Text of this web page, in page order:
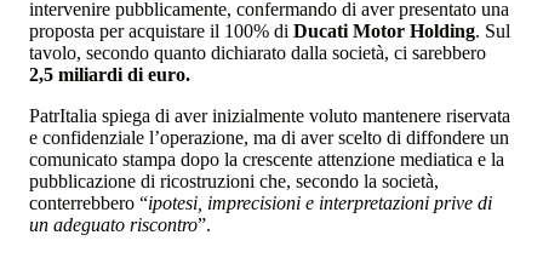
intervenire pubblicamente, confermando di aver presentato una
proposta per acquistare il 100% di Ducati Motor Holding. Sul
tavolo, secondo quanto dichiarato dalla società, ci sarebbero
2,5 miliardi di euro.
PatrItalia spiega di aver inizialmente voluto mantenere riservata
e confidenziale l’operazione, ma di aver scelto di diffondere un
comunicato stampa dopo la crescente attenzione mediatica e la
pubblicazione di ricostruzioni che, secondo la società,
conterrebbero “ipotesi, imprecisioni e interpretazioni prive di
un adeguato riscontro”.